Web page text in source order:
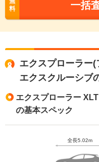
料
一括
エクスプローラー
エクスクルーシブ
エクスプローラー
の基本スペック
全長5.02m